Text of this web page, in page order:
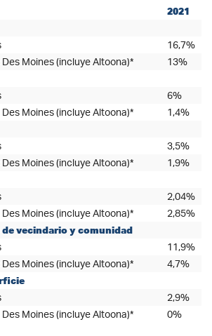
2021
16,7%
Moines (incluye Altoona)*
13%
6%
Moines (incluye Altoona)*
1,4%
3,5%
Moines (incluye Altoona)*
1,9%
2,04%
Moines (incluye Altoona)*
2,85%
vecindario y comunidad
11,9%
Moines (incluye Altoona)*
4,7%
2,9%
Moines (incluye Altoona)*
0%